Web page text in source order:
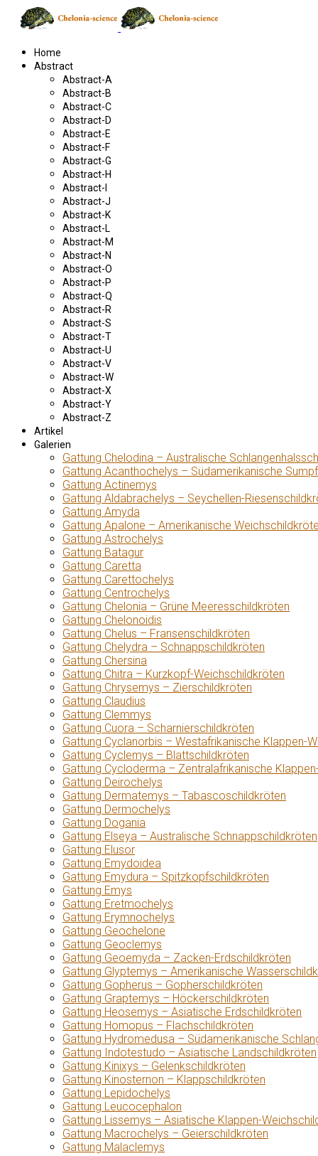
Home
Abstract
Abstract-A
Abstract-B
Abstract-C
Abstract-D
Abstract-E
Abstract-F
Abstract-G
Abstract-H
Abstract-I
Abstract-J
Abstract-K
Abstract-L
Abstract-M
Abstract-N
Abstract-O
Abstract-P
Abstract-Q
Abstract-R
Abstract-S
Abstract-T
Abstract-U
Abstract-V
Abstract-W
Abstract-X
Abstract-Y
Abstract-Z
Artikel
Galerien
Gattung Chelodina – Australische
Gattung Acanthochelys – Südamerikanische
Gattung Actinemys
Gattung Aldabrachelys – Seychellen-
Gattung Amyda
Gattung Apalone – Amerikanische
Gattung Astrochelys
Gattung Batagur
Gattung Caretta
Gattung Carettochelys
Gattung Centrochelys
Gattung Chelonia – Grüne Meeresschildkröten
Gattung Chelonoidis
Gattung Chelus – Fransenschildkröten
Gattung Chelydra – Schnappschildkröten
Gattung Chersina
Gattung Chitra – Kurzkopf-Weichschildkröten
Gattung Chrysemys – Zierschildkröten
Gattung Claudius
Gattung Clemmys
Gattung Cuora – Scharnierschildkröten
Gattung Cyclanorbis – Westafrikanische Klappen-
Gattung Cyclemys – Blattschildkröten
Gattung Cycloderma – Zentralafrikanische
Gattung Deirochelys
Gattung Dermatemys – Tabascoschildkröten
Gattung Dermochelys
Gattung Dogania
Gattung Elseya – Australische Schnappschildkröten
Gattung Elusor
Gattung Emydoidea
Gattung Emydura – Spitzkopfschildkröten
Gattung Emys
Gattung Eretmochelys
Gattung Erymnochelys
Gattung Geochelone
Gattung Geoclemys
Gattung Geoemyda – Zacken-Erdschildkröten
Gattung Glyptemys – Amerikanische
Gattung Gopherus – Gopherschildkröten
Gattung Graptemys – Höckerschildkröten
Gattung Heosemys – Asiatische Erdschildkröten
Gattung Homopus – Flachschildkröten
Gattung Hydromedusa – Südamerikanische
Gattung Indotestudo – Asiatische Landschildkröten
Gattung Kinixys – Gelenkschildkröten
Gattung Kinosternon – Klappschildkröten
Gattung Lepidochelys
Gattung Leucocephalon
Gattung Lissemys – Asiatische Klappen-
Gattung Macrochelys – Geierschildkröten
Gattung Malaclemys